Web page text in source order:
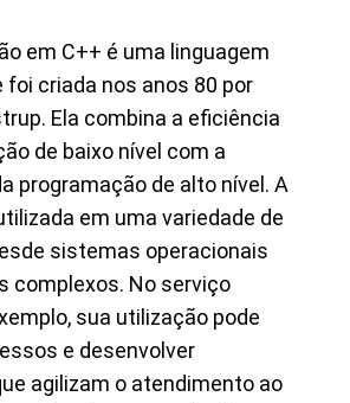
em C++ é uma linguagem
foi criada nos anos 80 por
Ela combina a eficiência
de baixo nível com a
programação de alto nível. A
em uma variedade de
sistemas operacionais
complexos. No serviço
sua utilização pode
e desenvolver
agilizam o atendimento ao